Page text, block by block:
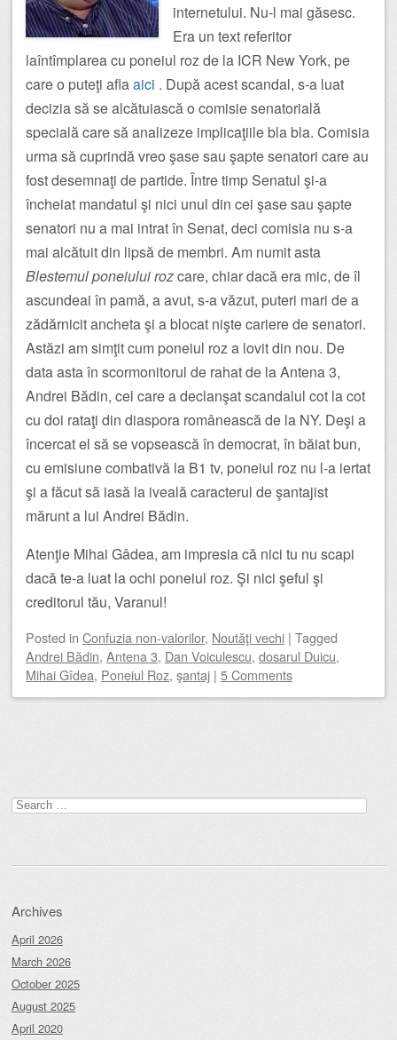
internetului. Nu-l mai găsesc.
Era un text referitor
laîntîmplarea cu poneiul roz de la ICR New York, pe
care o puteţi aflaaici . După acest scandal, s-a luat
decizia să se alcătuiască o comisie senatorială
specială care să analizeze implicaţiile bla bla. Comisia
urma să cuprindă vreo şase sau şapte senatori care au
fost desemnaţi de partide. Între timp Senatul şi-a
încheiat mandatul şi nici unul din cei şase sau şapte
senatori nu a mai intrat în Senat, deci comisia nu s-a
mai alcătuit din lipsă de membri. Am numit asta
Blestemul poneiului rozcare, chiar dacă era mic, de îl
ascundeai în pamă, a avut, s-a văzut, puteri mari de a
zădărnicit ancheta şi a blocat nişte cariere de senatori.
Astăzi am simţit cum poneiul roz a lovit din nou. De
data asta în scormonitorul de rahat de la Antena 3,
Andrei Bădin, cel care a declanşat scandalul cot la cot
cu doi rataţi din diaspora românească de la NY. Deşi a
încercat el să se vopsească în democrat, în băiat bun,
cu emisiune combativă la B1 tv, poneiul roz nu l-a iertat
şi a făcut să iasă la iveală caracterul de şantajist
mărunt a lui Andrei Bădin.
Atenţie Mihai Gâdea, am impresia că nici tu nu scapi
dacă te-a luat la ochi poneiul roz. Şi nici şeful şi
creditorul tău, Varanul!
Posted in Confuzia non-valorilor, Noutăţi vechi | Tagged
Andrei Bădin, Antena 3, Dan Voiculescu, dosarul Duicu,
Mihai Gîdea, Poneiul Roz, şantaj | 5 Comments
Search
for:
Archives
April 2026
March 2026
October 2025
August 2025
April 2020